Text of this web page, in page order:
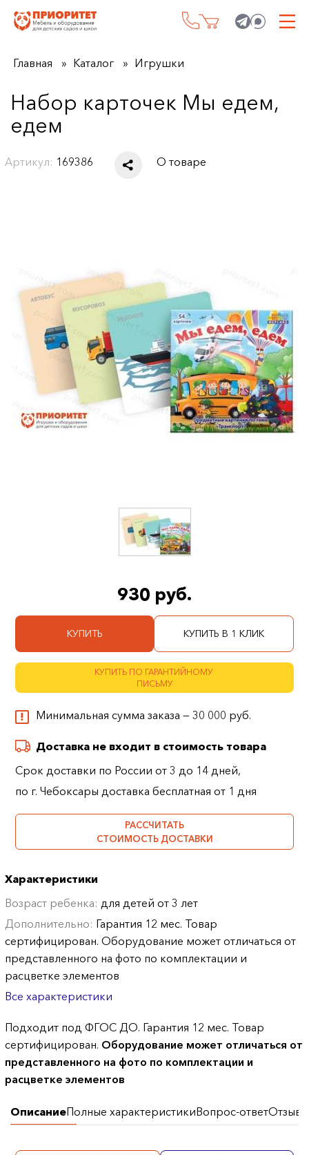
Главная Каталог Игрушки
Набор карточек Мы едем,
едем
Артикул: 169386 О товаре
930 руб.
КУПИТЬ КУПИТЬ В 1 КЛИК
КУПИТЬ ПО ГАРАНТИЙНОМУ
ПИСЬМУ
Минимальная сумма заказа — 30 000 руб.
Доставка не входит в стоимость товара
Срок доставки по России от 3 до 14 дней,
по г. Чебоксары доставка бесплатная от 1 дня
РАССЧИТАТЬ
СТОИМОСТЬ ДОСТАВКИ
Характеристики
Возраст ребенка:для детей от 3 лет
Дополнительно: Гарантия 12 мес. Товар
сертифицирован. Оборудование может отличаться от
представленного на фото по комплектации и
расцветке элементов
Все характеристики
Подходит под ФГОС ДО. Гарантия 12 мес. Товар
сертифицирован. Оборудование может отличаться от
представленного на фото по комплектации и
расцветке элементов
ОписаниеПолные характеристикиВопрос-ответОтзывы